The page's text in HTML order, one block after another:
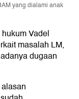
yang dialami anak
Vadel
masalah LM,
dugaan